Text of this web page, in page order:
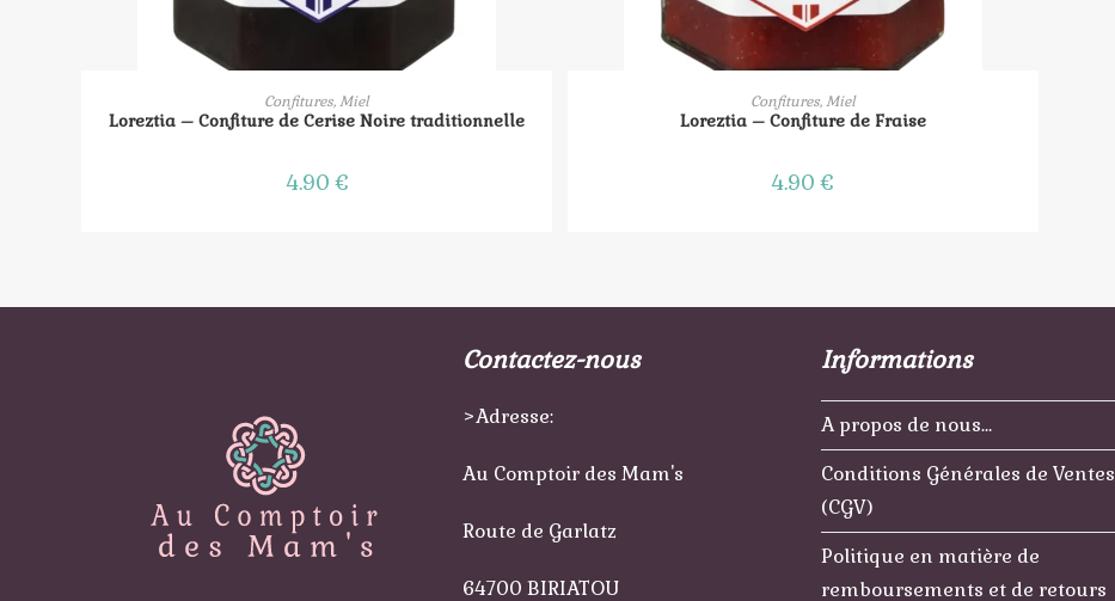
AJOUTER AU PANIER
Confitures, Miel
Loreztia – Confiture de Cerise Noire traditionnelle
4.90€
AJOUTER AU PANIER
Confitures, Miel
Loreztia – Confiture de Fraise
4.90€
Contactez-nous
>Adresse:
Au Comptoir des Mam's
Route de Garlatz
64700 BIRIATOU
Informations
A propos de nous…
Conditions Générales de Ventes
(CGV)
Politique en matière de
remboursements et de retours